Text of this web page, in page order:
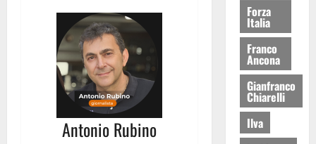
Antonio Rubino
Forza
Italia
Franco
Ancona
Gianfranco
Chiarelli
Ilva